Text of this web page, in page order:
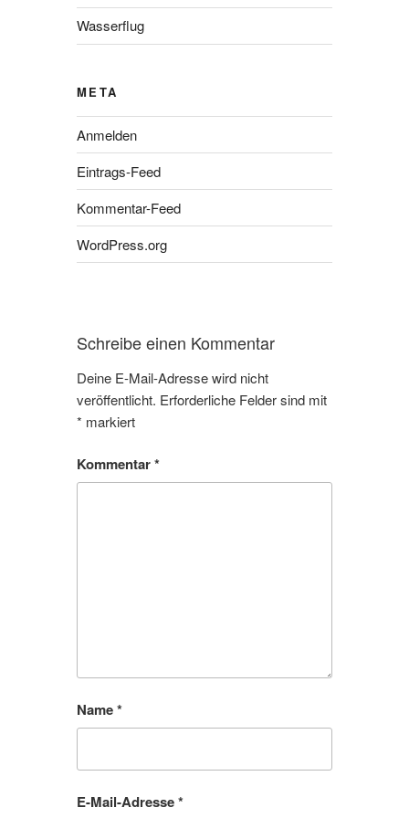
Wasserflug
META
Anmelden
Eintrags-Feed
Kommentar-Feed
WordPress.org
Schreibe einen Kommentar
Deine E-Mail-Adresse wird nicht
veröffentlicht. Erforderliche Felder sind mit
* markiert
Kommentar*
Name*
E-Mail-Adresse*